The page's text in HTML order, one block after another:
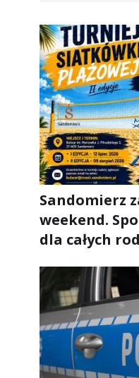
Sandomierz
weekend.
dla całych